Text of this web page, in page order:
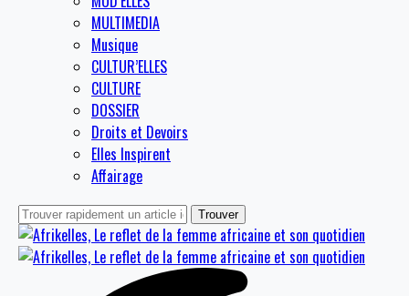
MULTIMEDIA
Musique
CULTUR’ELLES
CULTURE
DOSSIER
Droits et Devoirs
Elles Inspirent
Affairage